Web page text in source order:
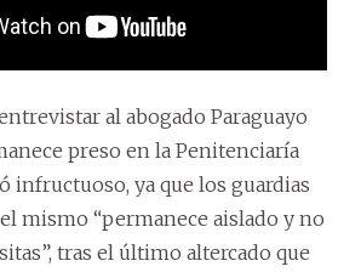
al abogado Paraguayo
preso en la Penitenciaría
infructuoso, ya que los guardias
mismo “permanece aislado y no
tras el último altercado que